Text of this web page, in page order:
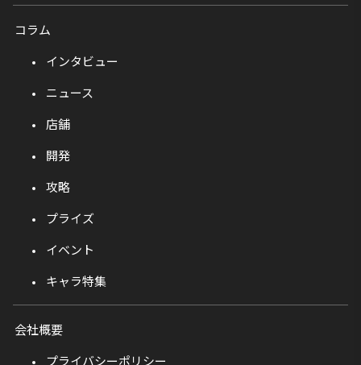
コラム
インタビュー
ニュース
店舗
開発
攻略
プライズ
イベント
キャラ特集
会社概要
プライバシーポリシー